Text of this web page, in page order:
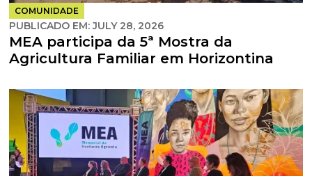
COMUNIDADE
PUBLICADO EM:JULY 28, 2026
MEA participa da 5ª Mostra da
Agricultura Familiar em Horizontina